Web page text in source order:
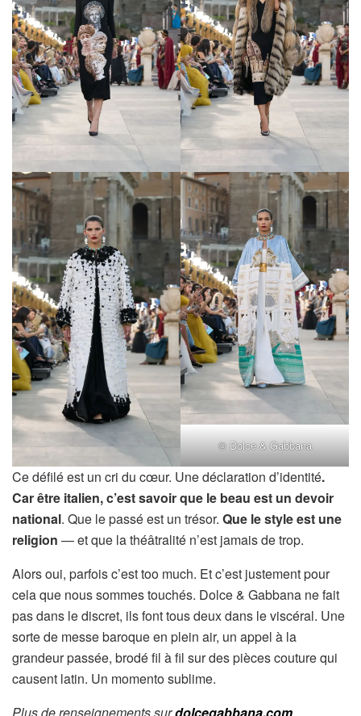
© Dolce & Gabbana
Ce défilé est un cri du cœur. Une déclaration d’identité.
Car être italien, c’est savoir que le beau est un devoir
national. Que le passé est un trésor. Que le style est une
religion — et que la théâtralité n’est jamais de trop.
Alors oui, parfois c’est too much. Et c’est justement pour
cela que nous sommes touchés. Dolce & Gabbana ne fait
pas dans le discret, ils font tous deux dans le viscéral. Une
sorte de messe baroque en plein air, un appel à la
grandeur passée, brodé fil à fil sur des pièces couture qui
causent latin. Un momento sublime.